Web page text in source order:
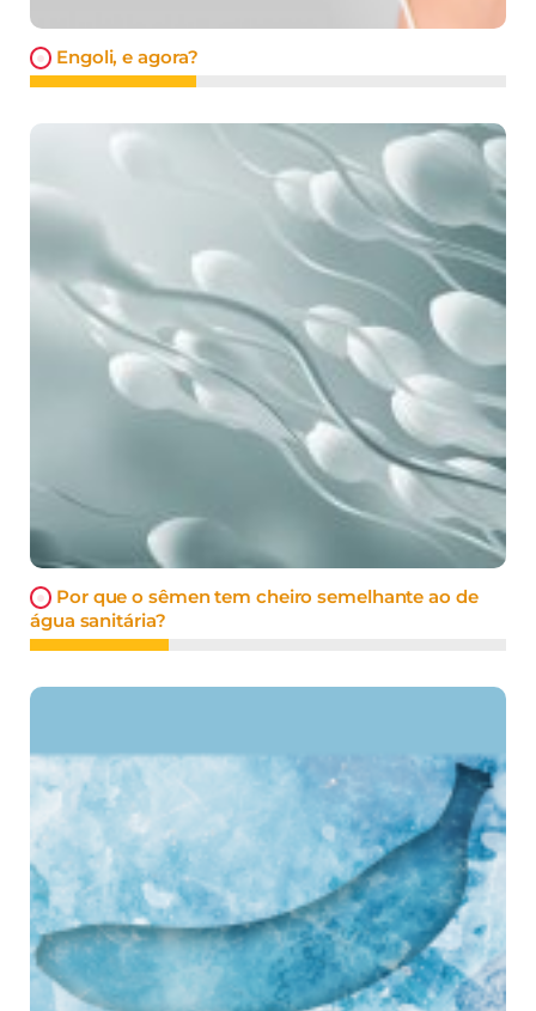
Engoli, e agora?
Por que o sêmen tem cheiro semelhante ao de
água sanitária?